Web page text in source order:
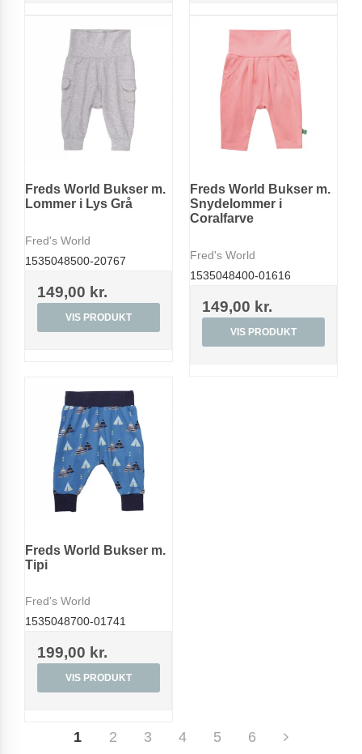
Freds World Bukser m.
Lommer i Lys Grå
Fred's World
1535048500-20767
149,00 kr.
VIS PRODUKT
Freds World Bukser m.
Snydelommer i
Coralfarve
Fred's World
1535048400-01616
149,00 kr.
VIS PRODUKT
Freds World Bukser m.
Tipi
Fred's World
1535048700-01741
199,00 kr.
VIS PRODUKT
1 2 3 4 5 6